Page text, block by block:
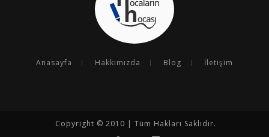
Anasayfa Hakkımızda Blog İletişim
Copyright © 2010 | Tüm Hakları Saklıdır.